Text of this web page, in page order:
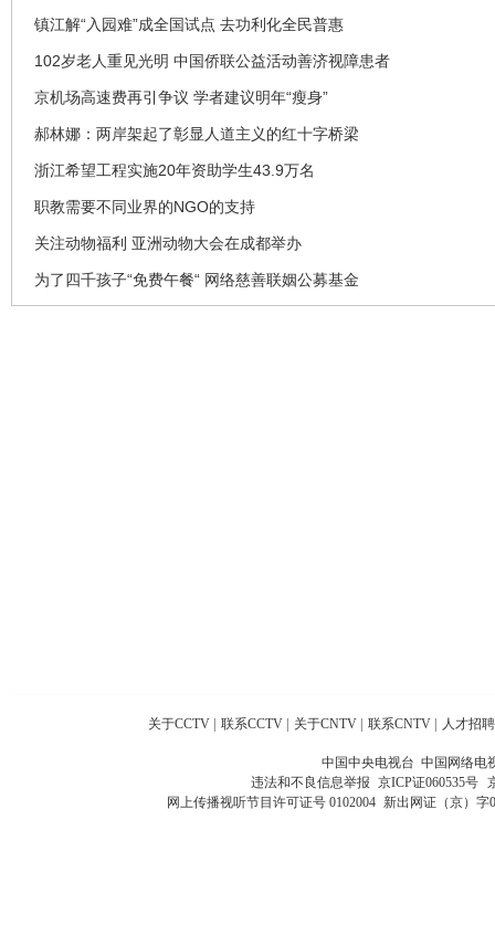
镇江解“入园难”成全国试点 去功利化全民普惠
102岁老人重见光明 中国侨联公益活动善济视障患者
京机场高速费再引争议 学者建议明年“瘦身”
郝林娜：两岸架起了彰显人道主义的红十字桥梁
浙江希望工程实施20年资助学生43.9万名
职教需要不同业界的NGO的支持
关注动物福利 亚洲动物大会在成都举办
为了四千孩子“免费午餐“ 网络慈善联姻公募基金
关于CCTV 联系CCTV 关于CNTV 联系CNTV 人才招聘
中国中央电视台 中国网络电
违法和不良信息举报 京ICP证060535号
网上传播视听节目许可证号 0102004 新出网证（京）